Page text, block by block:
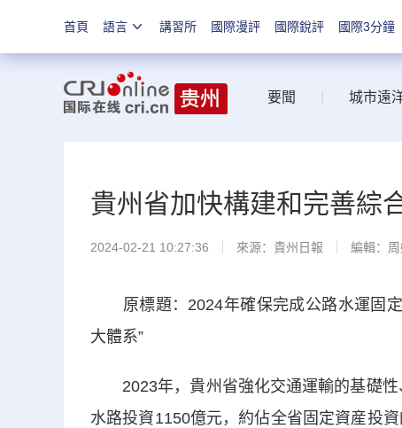
首頁 語言 講習所 國際漫評 國際銳評 國際3分鐘
要聞 城市遠
貴州省加快構建和完善綜
2024-02-21 10:27:36 來源： 貴州日報 編輯：周
原標題：2024年確保完成公路水運固定
大體系”
2023年，貴州省強化交通運輸的基礎性
水路投資1150億元，約佔全省固定資産投